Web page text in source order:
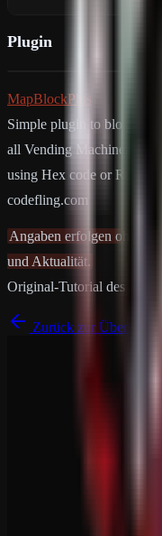
Plugin
MapBlockPlus
Simple plugin to block
all Vending Machines
using Hex code or Rust
codefling.com
Angaben erfolgen ohne
und Aktualität.
Original-Tutorial des
Zurück zur Übersicht